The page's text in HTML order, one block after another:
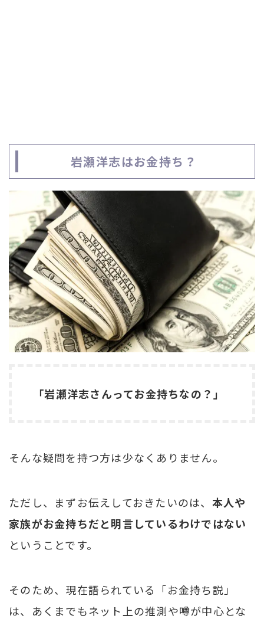
岩瀬洋志はお金持ち？
「岩瀬洋志さんってお金持ちなの？」
そんな疑問を持つ方は少なくありません。
ただし、まずお伝えしておきたいのは、 本人や
家族がお金持ちだと明言しているわけではない
ということです。
そのため、現在語られている「お金持ち説」
は、あくまでもネット上の推測や噂が中心とな